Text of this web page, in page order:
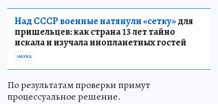
Над СССР военные натянули «сетку»для
пришельцев: как страна 13 лет тайно
искала и изучала инопланетных гостей
НАУКА
По результатам проверки примут
процессуальное решение.